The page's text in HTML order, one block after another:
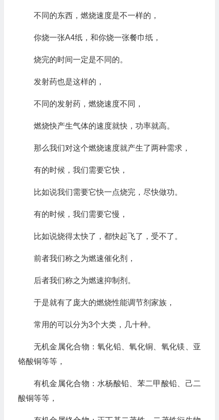
不同的东西，燃烧速度是不一样的，
你烧一张A4纸，和你烧一张餐巾纸，
烧完的时间一定是不同的。
发射药也是这样的，
不同的发射药，燃烧速度不同，
燃烧快产生气体的速度就快，功率就高。
那么我们对这个燃烧速度就产生了两种需求，
有的时候，我们需要它快，
比如说我们需要它快一点烧完，尽快做功。
有的时候，我们需要它慢，
比如说烧得太快了，都快起飞了，受不了。
前者我们称之为燃速催化剂，
后者我们称之为燃速抑制剂。
于是就有了庞大的燃烧性能调节剂家族，
常用的可以分为3个大类，几十种。
无机金属化合物：氧化铅、氧化铜、氧化镁、亚
铬酸铜等等，
有机金属化合物：水杨酸铅、苯二甲酸铅、己二
酸铜等等，